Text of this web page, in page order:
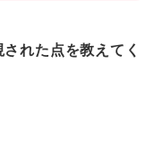
れた点を教えてく